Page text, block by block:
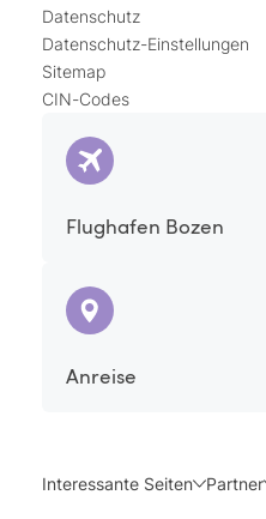
Datenschutz
Datenschutz-Einstellungen
Sitemap
CIN-Codes
Flughafen Bozen
Anreise
Interessante Seiten Partner